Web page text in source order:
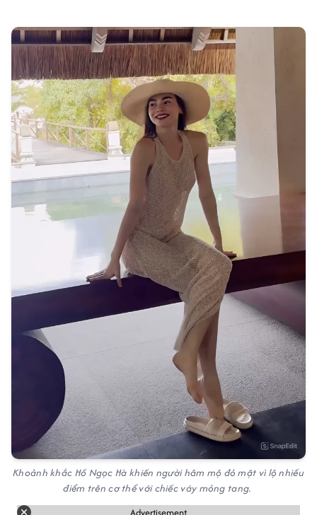
Khoảnh khắc Hồ Ngọc Hà khiến người hâm mộ đỏ mặt vì lộ nhiều
điểm trên cơ thể với chiếc váy mỏng tang.